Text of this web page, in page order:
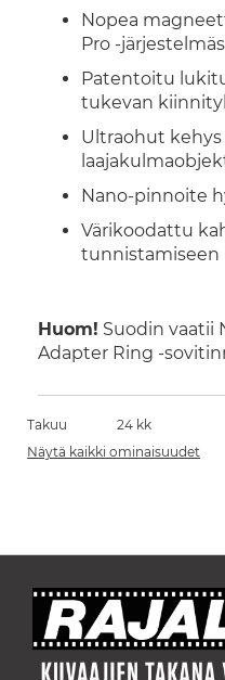
Nopea
Pro -
Patentoitu
tukevan
Ultraohut
Nano-pinnoite
Värikoodattu
tunnistamiseen
Huom! Suodin vaatii
Adapter Ring -
Takuu
24 kk
Näytä kaikki ominaisuudet